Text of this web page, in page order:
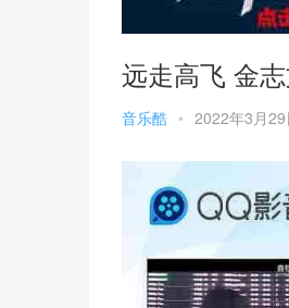
远走高飞 金
音乐酷 • 2022年3月